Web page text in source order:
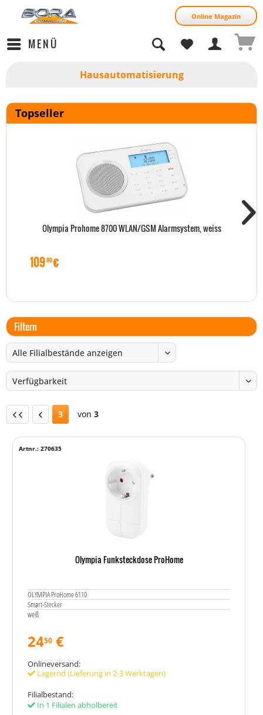
Online Magazin
MENÜ
Hausautomatisierung
Topseller
Olympia Prohome 8700 WLAN/GSM Alarmsystem, weiss
10900€
Filtern
3 von 3
Olympia Funksteckdose ProHome
OLYMPIA ProHome 6110
Smart-Stecker
weiß
Artnr.: 270635
2450 €
Onlineversand:
Lagernd (Lieferung in 2-3 Werktagen)
Filialbestand:
In 1 Filialen abholbereit